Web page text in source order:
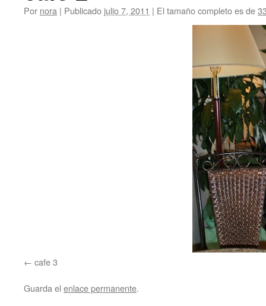
Por nora | Publicado julio 7, 2011 | El tamaño completo es de
cafe 3
Guarda el enlace permanente.